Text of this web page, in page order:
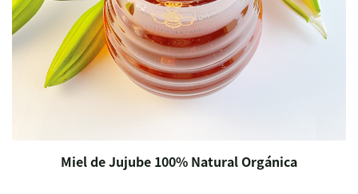
Miel de Jujube 100% Natural Orgánica